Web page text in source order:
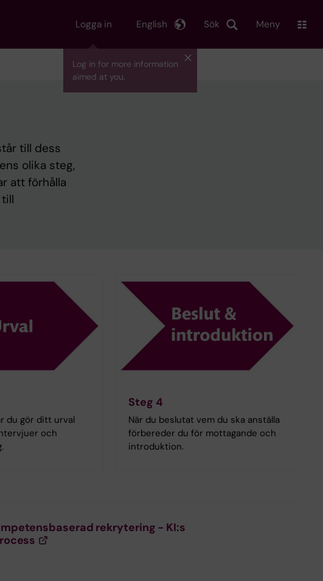
Logga in
Log in for more information
aimed at you.
Sök
English Meny
till dess
olika steg,
att förhålla
du gör ditt urval
och
Steg 4
När du beslutat vem du ska anställa
förbereder du för mottagande och
introduktion.
rekrytering - KI:s